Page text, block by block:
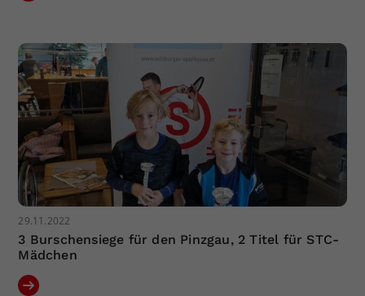
29.11.2022
3 Burschensiege für den Pinzgau, 2 Titel für STC-
Mädchen